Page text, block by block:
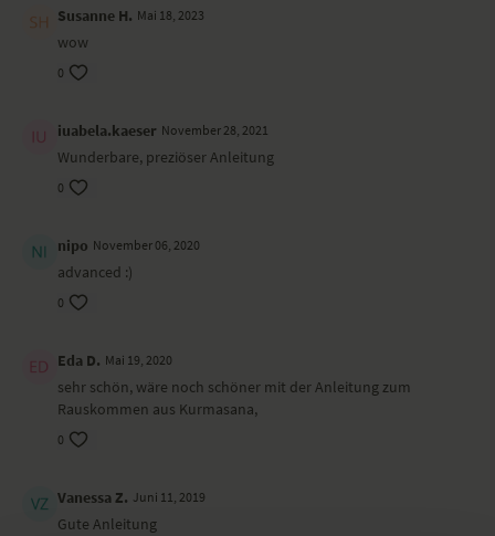
Susanne H. Mai 18, 2023
wow
0
iuabela.kaeser November 28, 2021
Wunderbare, preziöser Anleitung
0
nipo November 06, 2020
advanced :)
0
Eda D. Mai 19, 2020
sehr schön, wäre noch schöner mit der Anleitung zum
Rauskommen aus Kurmasana,
0
Vanessa Z. Juni 11, 2019
Gute Anleitung